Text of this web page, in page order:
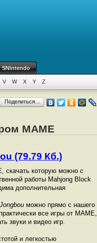
SNintendo
V W X Y Z
Поделиться…
MAME
(79.79 Кб.)
скачать которую можно с
работы Mahjong Block
дополнительная
можно прямо с нашего
все игры от МАМЕ,
звуки и видео игр.
и легкостью